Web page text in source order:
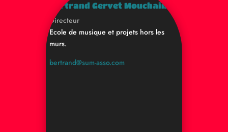
Bertrand Gervet Mouchain
Directeur
Ecole de musique et projets hors les
murs.
bertrand@sum-asso.com